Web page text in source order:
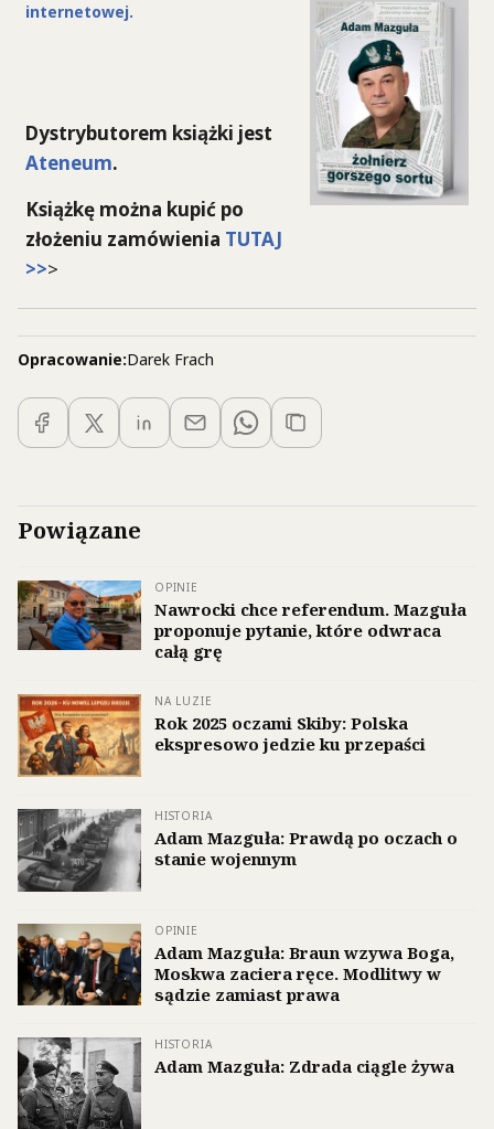
internetowej.
Dystrybutorem książki jest
Ateneum.
Książkę można kupić po
złożeniu zamówienia TUTAJ
>>>
Opracowanie:Darek Frach
Powiązane
OPINIE
Nawrocki chce referendum. Mazguła
proponuje pytanie, które odwraca
całą grę
NA LUZIE
Rok 2025 oczami Skiby: Polska
ekspresowo jedzie ku przepaści
HISTORIA
Adam Mazguła: Prawdą po oczach o
stanie wojennym
OPINIE
Adam Mazguła: Braun wzywa Boga,
Moskwa zaciera ręce. Modlitwy w
sądzie zamiast prawa
HISTORIA
Adam Mazguła: Zdrada ciągle żywa